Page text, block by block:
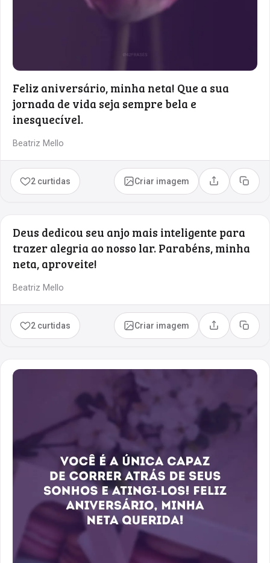
Feliz aniversário, minha neta! Que a sua
jornada de vida seja sempre bela e
inesquecível.
Beatriz Mello
2 curtidas Criar imagem Compartilhar
Copiar
Deus dedicou seu anjo mais inteligente para
trazer alegria ao nosso lar. Parabéns, minha
neta, aproveite!
Beatriz Mello
2 curtidas Criar imagem Compartilhar
Copiar